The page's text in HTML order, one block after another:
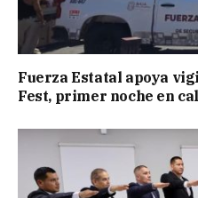
Fuerza Estatal apoya
Fest, primer noche en